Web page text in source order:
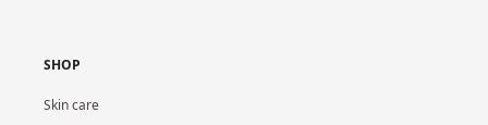
SHOP
Skin care